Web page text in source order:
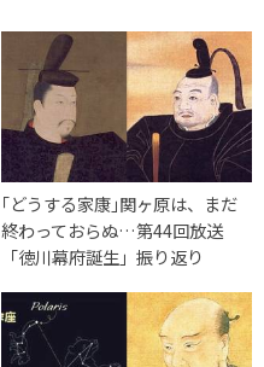
｢どうする家康｣関ヶ原は、まだ
終わっておらぬ…第44回放送
「徳川幕府誕生」振り返り